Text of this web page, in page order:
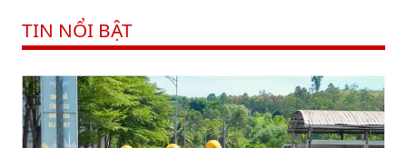
TIN NỔI BẬT